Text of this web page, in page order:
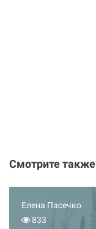
Смотрите также
Елена Пасечко
833